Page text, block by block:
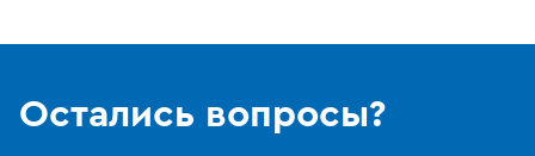
Остались вопросы?